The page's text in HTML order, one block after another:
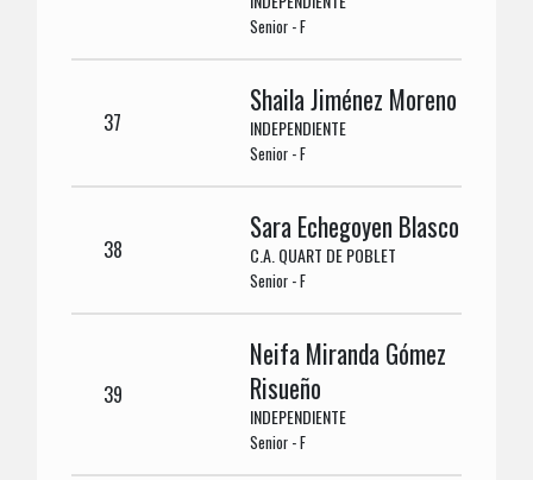
Senior - F
37
Shaila Jiménez Moreno
INDEPENDIENTE
Senior - F
38
Sara Echegoyen Blasco
C.A. QUART DE POBLET
Senior - F
39
Neifa Miranda Gómez
Risueño
INDEPENDIENTE
Senior - F